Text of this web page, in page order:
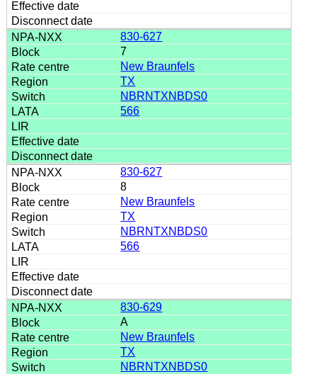
830-627
7
New Braunfels
TX
NBRNTXNBDS0
566
830-627
8
New Braunfels
TX
NBRNTXNBDS0
566
830-629
A
New Braunfels
TX
NBRNTXNBDS0